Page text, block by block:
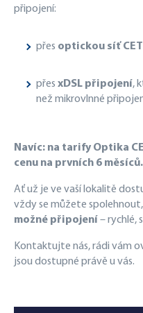
připojení:
přes optickou síť
přes xDSL připojení,
než mikrovlnné
Navíc: na tarify Optika
cenu na prvních 6 měsíců.
Ať už je ve vaší lokalitě
vždy se můžete
možné připojení – rychlé,
Kontaktujte nás, rádi vám
jsou dostupné právě u vás.